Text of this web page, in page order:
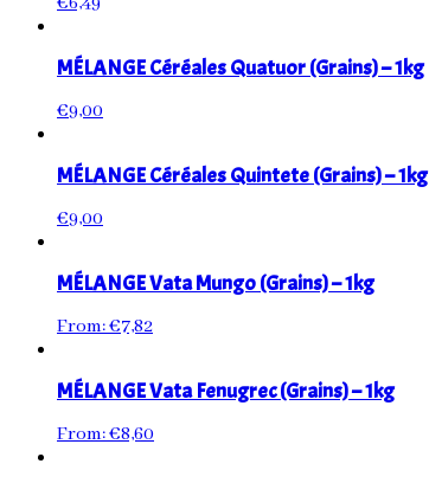
MÉLANGE Céréales Quatuor (Grains) – 1kg
€9,00
MÉLANGE Céréales Quintete (Grains) – 1kg
€9,00
MÉLANGE Vata Mungo (Grains) – 1kg
From:€7,82
MÉLANGE Vata Fenugrec (Grains) – 1kg
From:€8,60